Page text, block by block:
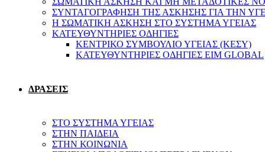
ΣΥΝΤΑΓΟΓΡΑΦΗΣΗ ΤΗΣ ΑΣΚΗΣΗΣ ΓΙΑ ΤΗΝ
Η ΣΩΜΑΤΙΚΗ ΑΣΚΗΣΗ ΣΤΟ ΣΥΣΤΗΜΑ ΥΓΕΙΑΣ
ΚΑΤΕΥΘΥΝΤΗΡΙΕΣ ΟΔΗΓΙΕΣ
ΚΕΝΤΡΙΚΟ ΣΥΜΒΟΥΛΙΟ ΥΓΕΙΑΣ (ΚΕΣΥ)
ΚΑΤΕΥΘΥΝΤΗΡΙΕΣ ΟΔΗΓΙΕΣ EIM GLOBAL
ΔΡΑΣΕΙΣ
ΣΤΟ ΣΥΣΤΗΜΑ ΥΓΕΙΑΣ
ΣΤΗΝ ΠΑΙΔΕΙΑ
ΣΤΗΝ ΚΟΙΝΩΝΙΑ